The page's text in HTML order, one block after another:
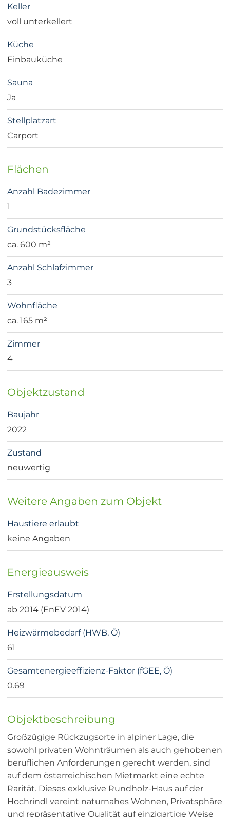
Keller
voll unterkellert
Küche
Einbauküche
Sauna
Ja
Stellplatzart
Carport
Flächen
Anzahl Badezimmer
1
Grundstücksfläche
ca. 600 m²
Anzahl Schlafzimmer
3
Wohnfläche
ca. 165 m²
Zimmer
4
Objektzustand
Baujahr
2022
Zustand
neuwertig
Weitere Angaben zum Objekt
Haustiere erlaubt
keine Angaben
Energieausweis
Erstellungsdatum
ab 2014 (EnEV 2014)
Heizwärmebedarf (HWB, Ö)
61
Gesamtenergieeffizienz-Faktor (fGEE, Ö)
0.69
Objektbeschreibung
Großzügige Rückzugsorte in alpiner Lage, die
sowohl privaten Wohnträumen als auch gehobenen
beruflichen Anforderungen gerecht werden, sind
auf dem österreichischen Mietmarkt eine echte
Rarität. Dieses exklusive Rundholz-Haus auf der
Hochrindl vereint naturnahes Wohnen, Privatsphäre
und repräsentative Qualität auf einzigartige Weise